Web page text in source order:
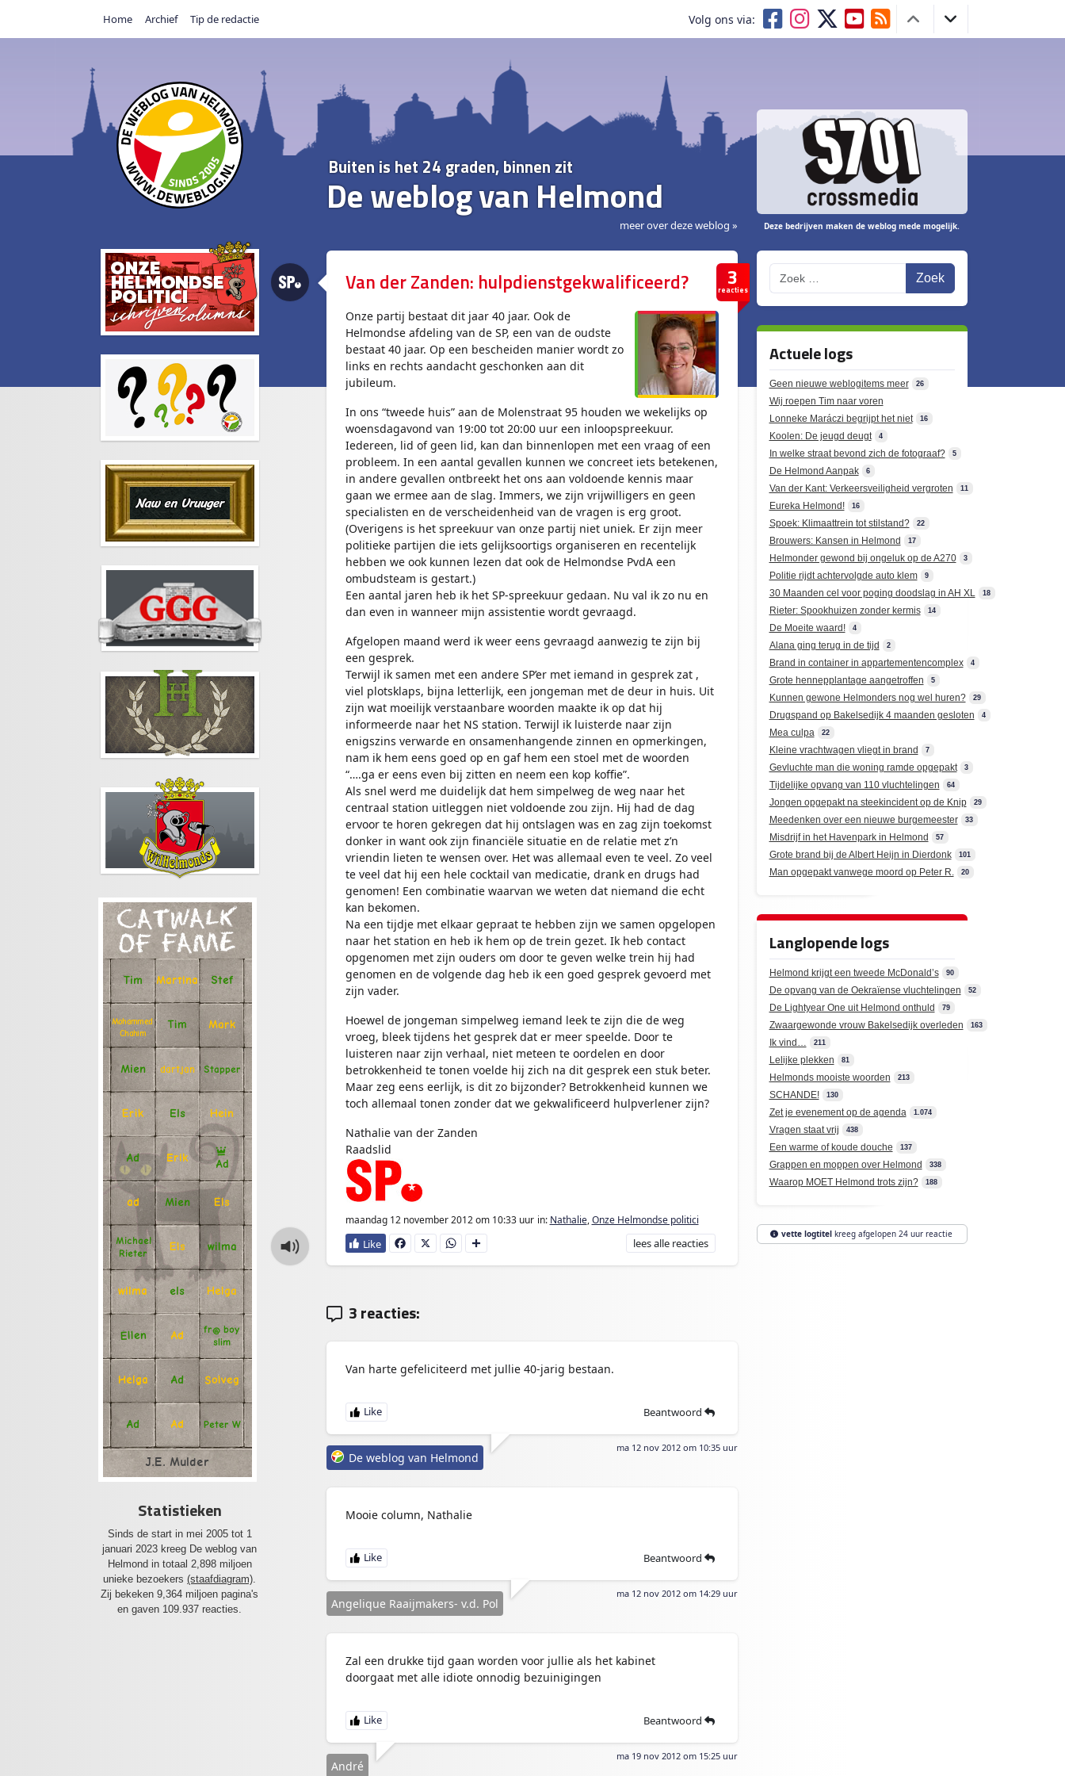
Home Archief Tip de redactie Volg ons via:
Buiten is het 24 graden, binnen zit
De weblog van Helmond
meer over deze weblog » Deze bedrijven maken de weblog mede mogelijk.
CATWALK
OF FAME
Tim Martina Stef
Mohammed
Chahim
Tim Mark
Mien dartjan Stapper
Erik Els Hein
Ad Erik
Ad
ad Mien Els
Michael
Rieter
Els wilma
wilma els Helga
Ellen Ad fr@ boy
slim
Helga Ad Solveg
Ad Ad Peter W
J.E. Mulder
Statistieken
Sinds de start in mei 2005 tot 1
januari 2023 kreeg De weblog van
Helmond in totaal 2,898 miljoen
unieke bezoekers (staafdiagram)
Zij bekeken 9,364 miljoen pagina's
en gaven 109.937 reacties.
3
reacties
Van der Zanden: hulpdienstgekwalificeerd?
Onze partij bestaat dit jaar 40 jaar. Ook de
Helmondse afdeling van de SP, een van de oudste
bestaat 40 jaar. Op een bescheiden manier wordt zo
links en rechts aandacht geschonken aan dit
jubileum.
In ons “tweede huis” aan de Molenstraat 95 houden we wekelijks op
woensdagavond van 19:00 tot 20:00 uur een inloopspreekuur.
Iedereen, lid of geen lid, kan dan binnenlopen met een vraag of een
probleem. In een aantal gevallen kunnen we concreet iets betekenen,
in andere gevallen ontbreekt het ons aan voldoende kennis maar
gaan we ermee aan de slag. Immers, we zijn vrijwilligers en geen
specialisten en de verscheidenheid van de vragen is erg groot.
(Overigens is het spreekuur van onze partij niet uniek. Er zijn meer
politieke partijen die iets gelijksoortigs organiseren en recentelijk
hebben we ook kunnen lezen dat ook de Helmondse PvdA een
ombudsteam is gestart.)
Een aantal jaren heb ik het SP-spreekuur gedaan. Nu val ik zo nu en
dan even in wanneer mijn assistentie wordt gevraagd.
Afgelopen maand werd ik weer eens gevraagd aanwezig te zijn bij
een gesprek.
Terwijl ik samen met een andere SP’er met iemand in gesprek zat ,
viel plotsklaps, bijna letterlijk, een jongeman met de deur in huis. Uit
zijn wat moeilijk verstaanbare woorden maakte ik op dat hij
informeerde naar het NS station. Terwijl ik luisterde naar zijn
enigszins verwarde en onsamenhangende zinnen en opmerkingen,
nam ik hem eens goed op en gaf hem een stoel met de woorden
“….ga er eens even bij zitten en neem een kop koffie”.
Als snel werd me duidelijk dat hem simpelweg de weg naar het
centraal station uitleggen niet voldoende zou zijn. Hij had de dag
ervoor te horen gekregen dat hij ontslagen was en zag zijn toekomst
donker in want ook zijn financiële situatie en de relatie met z’n
vriendin lieten te wensen over. Het was allemaal even te veel. Zo veel
te veel dat hij een hele cocktail van medicatie, drank en drugs had
genomen! Een combinatie waarvan we weten dat niemand die echt
kan bekomen.
Na een tijdje met elkaar gepraat te hebben zijn we samen opgelopen
naar het station en heb ik hem op de trein gezet. Ik heb contact
opgenomen met zijn ouders om door te geven welke trein hij had
genomen en de volgende dag heb ik een goed gesprek gevoerd met
zijn vader.
Hoewel de jongeman simpelweg iemand leek te zijn die de weg
vroeg, bleek tijdens het gesprek dat er meer speelde. Door te
luisteren naar zijn verhaal, niet meteen te oordelen en door
betrokkenheid te tonen voelde hij zich na dit gesprek een stuk beter.
Maar zeg eens eerlijk, is dit zo bijzonder? Betrokkenheid kunnen we
toch allemaal tonen zonder dat we gekwalificeerd hulpverlener zijn?
Nathalie van der Zanden
Raadslid
maandag 12 november 2012om 10:33 uur in: Nathalie,Onze Helmondse politici
Fa
ce
X
W
ha
D
e
leesalle reacties
3 reacties:
Van harte gefeliciteerd met jullie 40-jarig bestaan.
Beantwoord
ma 12 nov 2012 om 10:35 uur
De weblog van Helmond
Mooie column, Nathalie
Beantwoord
ma 12 nov 2012 om 14:29 uur
Angelique Raaijmakers- v.d. Pol
Zal een drukke tijd gaan worden voor jullie als het kabinet
doorgaat met alle idiote onnodig bezuinigingen
Beantwoord
ma 19 nov 2012 om 15:25 uur
André
Actuele logs
Geen nieuwe weblogitems meer 26
Wij roepen Tim naar voren
Lonneke Maráczi begrijpt het niet
16
Koolen: De jeugd deugt 4
In welke straat bevond zich de fotograaf? 5
De Helmond Aanpak 6
Van der Kant: Verkeersveiligheid vergroten 11
Eureka Helmond! 16
Spoek: Klimaattrein tot stilstand? 22
Brouwers: Kansen in Helmond 17
Helmonder gewond bij ongeluk op de A270 3
Politie rijdt achtervolgde auto klem 9
30 Maanden cel voor poging doodslag in AH XL 18
Rieter: Spookhuizen zonder kermis 14
De Moeite waard! 4
Alana ging terug in de tijd 2
Brand in container in appartementencomplex 4
Grote hennepplantage aangetroffen 5
Kunnen gewone Helmonders nog wel huren? 29
Drugspand op Bakelsedijk 4 maanden gesloten 4
Mea culpa 22
Kleine vrachtwagen vliegt in brand 7
Gevluchte man die woning ramde opgepakt 3
Tijdelijke opvang van 110 vluchtelingen 64
Jongen opgepakt na steekincident op de Knip 29
Meedenken over een nieuwe burgemeester 33
Misdrijf in het Havenpark in Helmond 57
Grote brand bij de Albert Heijn in Dierdonk 101
Man opgepakt vanwege moord op Peter R. 20
Langlopende logs
Helmond krijgt een tweede McDonald’s 90
De opvang van de Oekraïense vluchtelingen 52
De Lightyear One uit Helmond onthuld 79
Zwaargewonde vrouw Bakelsedijk overleden 163
Ik vind… 211
Lelijke plekken 81
Helmonds mooiste woorden 213
SCHANDE! 130
Zet je evenement op de agenda 1.074
Vragen staat vrij 438
Een warme of koude douche 137
Grappen en moppen over Helmond 338
Waarop MOET Helmond trots zijn? 188
vette logtitelkreeg afgelopen 24 uur reactie